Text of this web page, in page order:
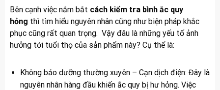
Bên cạnh việc nắm bắt cách kiểm tra bình ắc quy
hỏng thì tìm hiểu nguyên nhân cũng như biện pháp khắc
phục cũng rất quan trọng. Vậy đâu là những yếu tố ảnh
hưởng tới tuổi thọ của sản phẩm này? Cụ thể là:
Không bảo dưỡng thường xuyên – Cạn dịch điện: Đây là
nguyên nhân hàng đầu khiến ắc quy bị hư hỏng. Việc